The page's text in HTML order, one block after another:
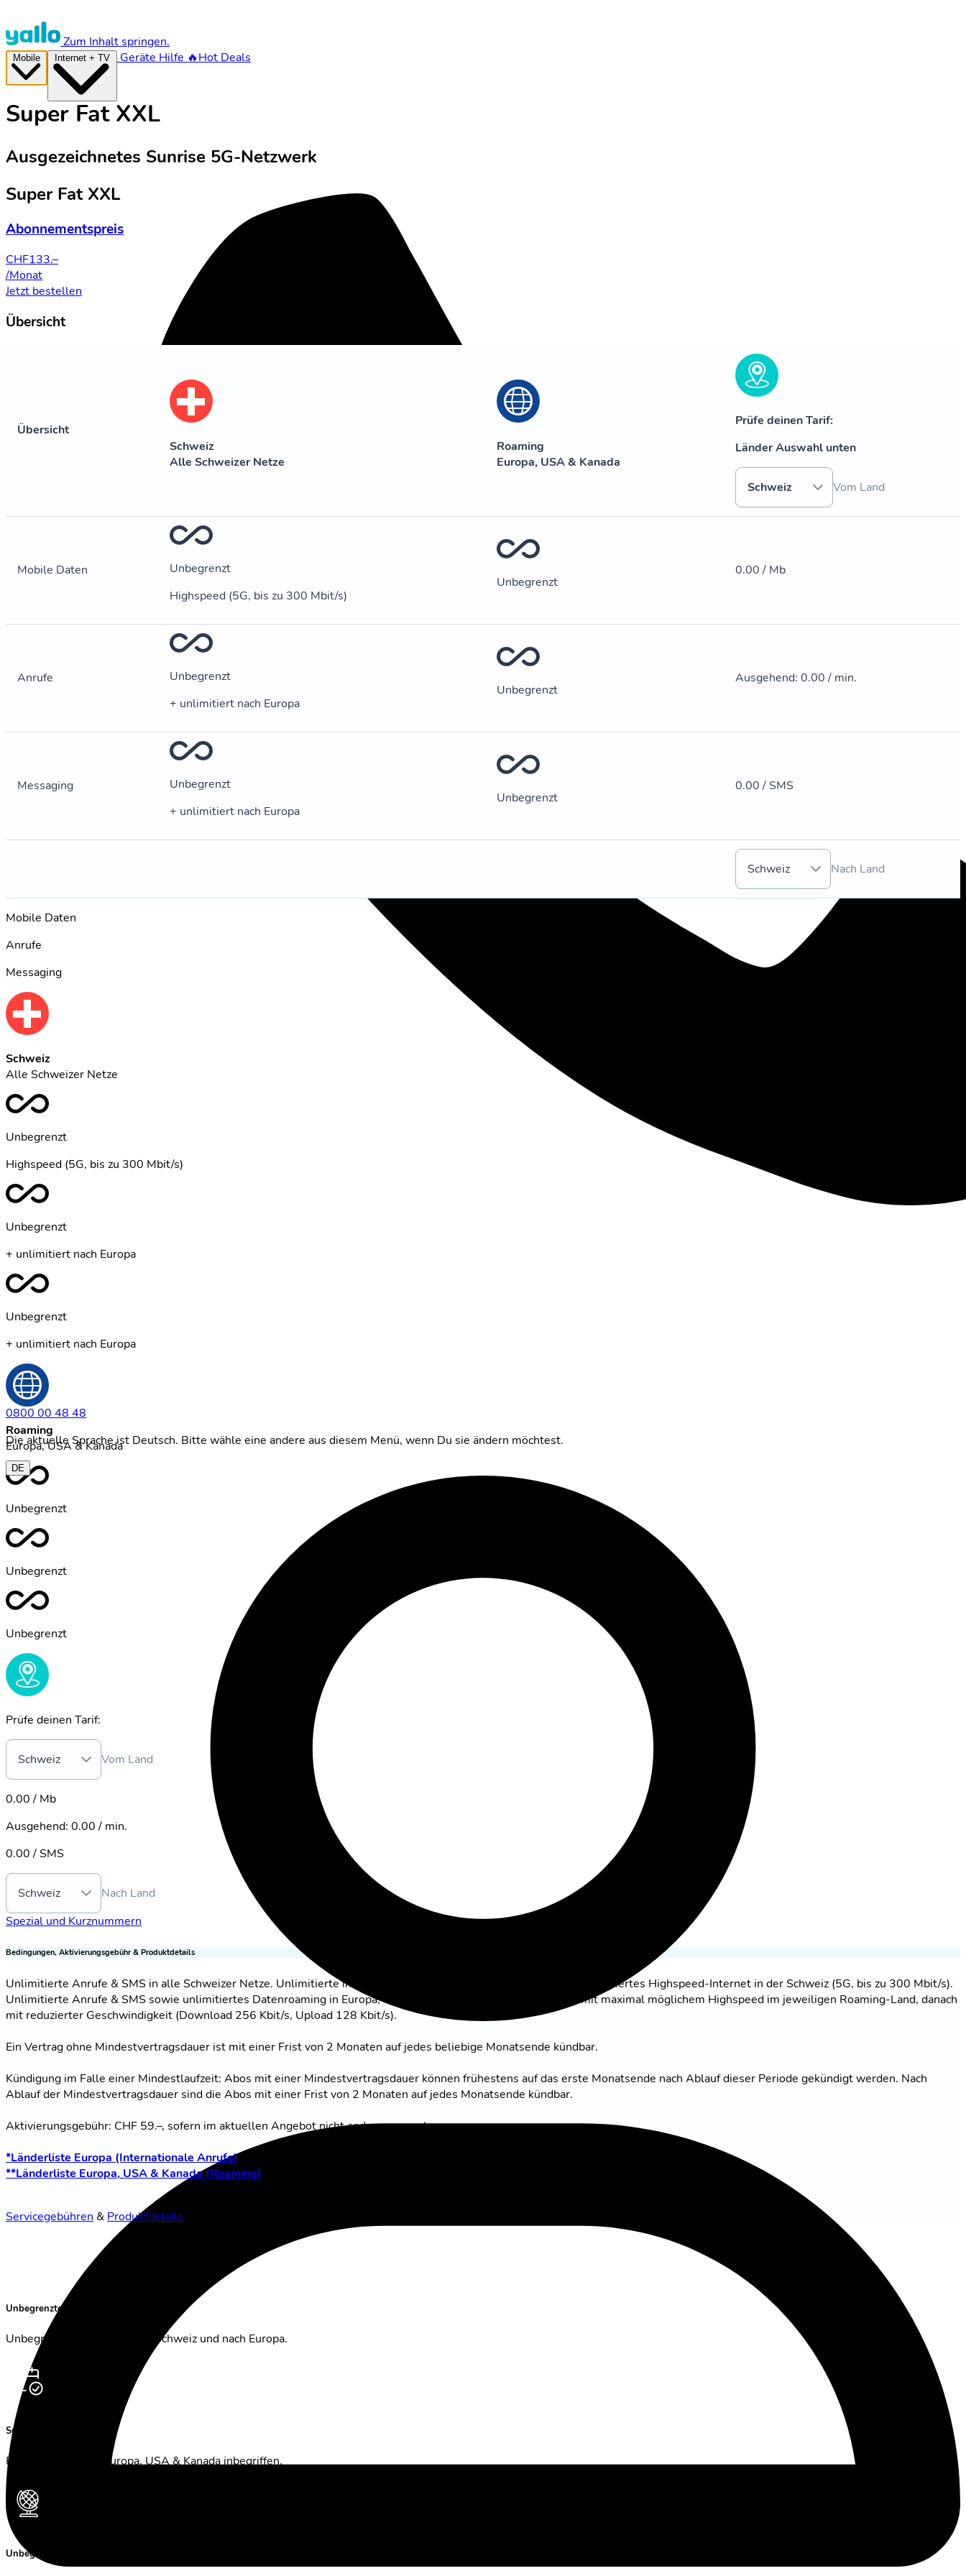
Zum Inhalt springen.
Geräte Hilfe 🔥Hot Deals
0800 00 48 48
Die aktuelle Sprache ist Deutsch. Bitte wähle eine andere aus diesem Menü, wenn Du sie ändern möchtest.
DE
Super Fat XXL
Ausgezeichnetes Sunrise 5G-Netzwerk
Super Fat XXL
Abonnementspreis
CHF133.–
/Monat
Jetzt bestellen
Übersicht
Übersicht
Schweiz
Alle Schweizer Netze
Roaming
Europa, USA & Kanada
Prüfe deinen Tarif:
Länder Auswahl unten
Schweiz Vom Land
Mobile Daten
Unbegrenzt
Highspeed (5G, bis zu 300 Mbit/s)
Unbegrenzt
0.00 / Mb
Anrufe
Unbegrenzt
+ unlimitiert nach Europa
Unbegrenzt
Ausgehend: 0.00 / min.
Messaging
Unbegrenzt
+ unlimitiert nach Europa
Unbegrenzt
0.00 / SMS
Schweiz Nach Land
Mobile Daten
Anrufe
Messaging
Schweiz
Alle Schweizer Netze
Unbegrenzt
Highspeed (5G, bis zu 300 Mbit/s)
Unbegrenzt
+ unlimitiert nach Europa
Unbegrenzt
+ unlimitiert nach Europa
Roaming
Europa, USA & Kanada
Unbegrenzt
Unbegrenzt
Unbegrenzt
Prüfe deinen Tarif:
Schweiz Vom Land
0.00 / Mb
Ausgehend: 0.00 / min.
0.00 / SMS
Schweiz
Nach Land
Spezial und Kurznummern
Bedingungen, Aktivierungsgebühr & Produktdetails
Unlimitierte Anrufe & SMS in alle Schweizer Netze. Unlimitierte internationale Anrufe in 43 Länder Europas*. Unlimitiertes Highspeed-Internet in der Schweiz (5G, bis zu 300 Mbit/s).
Unlimitierte Anrufe & SMS sowie unlimitiertes Datenroaming in Europa, USA & Kanada**, davon 40 GB/Monat mit maximal möglichem Highspeed im jeweiligen Roaming-Land, danach
mit reduzierter Geschwindigkeit (Download 256 Kbit/s, Upload 128 Kbit/s).
Ein Vertrag ohne Mindestvertragsdauer ist mit einer Frist von 2 Monaten auf jedes beliebige Monatsende kündbar.
Kündigung im Falle einer Mindestlaufzeit: Abos mit einer Mindestvertragsdauer können frühestens auf das erste Monatsende nach Ablauf dieser Periode gekündigt werden. Nach
Ablauf der Mindestvertragsdauer sind die Abos mit einer Frist von 2 Monaten auf jedes Monatsende kündbar.
Aktivierungsgebühr: CHF 59.–, sofern im aktuellen Angebot nicht anders angegeben.
*Länderliste Europa (Internationale Anrufe)
**Länderliste Europa, USA & Kanada (Roaming)
Servicegebühren & Produktdetails
Unbegrenzte Anrufe nach Europa
Unbegrenzte Minuten in der Schweiz und nach Europa.
Surfe, wo immer du bist
Roaming-Daten in Europa, USA & Kanada inbegriffen.
Unbegrenzte Freiheit